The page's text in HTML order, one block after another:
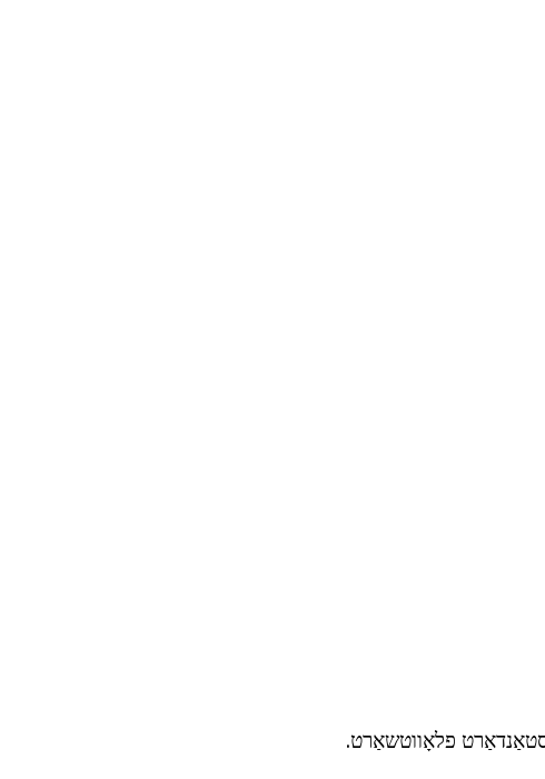
סטאַנדאַרט פלאָווטשאַרט.